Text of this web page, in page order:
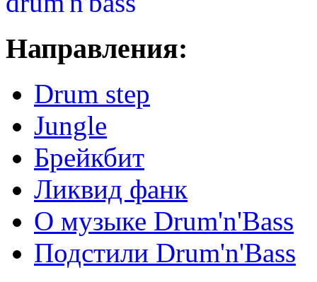
Направления:
Drum step
Jungle
Брейкбит
Ликвид фанк
О музыке Drum'n'Bass
Подстили Drum'n'Bass